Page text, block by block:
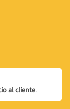
al cliente.